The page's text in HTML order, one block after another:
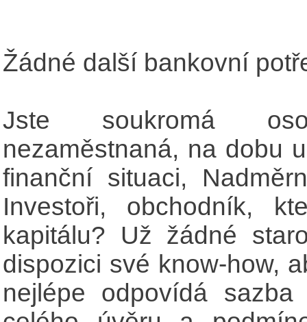
Žádné další bankovní
Jste soukromá
nezaměstnaná, na dobu
finanční situaci,
Investoři, obchodník,
kapitálu? Už žádné
dispozici své know-how,
nejlépe odpovídá